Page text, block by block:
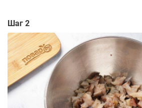
Шаг 2